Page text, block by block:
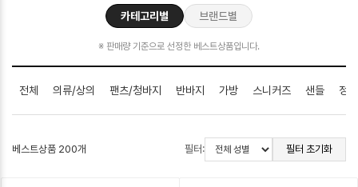
카테고리별 브랜드별
※ 판매량 기준으로 선정한 베스트상품입니다.
전체 의류/상의 팬츠/청바지 반바지 가방 스니커즈 샌들 정
베스트상품 200개 필터: 필터 초기화